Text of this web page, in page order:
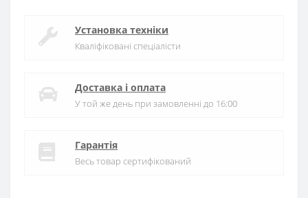
Установка техніки
Кваліфіковані спеціалісти
Доставка і оплата
У той же день при замовленні до 16:00
Гарантія
Весь товар сертифікований